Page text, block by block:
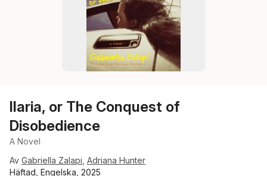
Ilaria, or The Conquest of
Disobedience
A Novel
Av Gabriella Zalapi Adriana Hunter
Häftad, Engelska, 2025